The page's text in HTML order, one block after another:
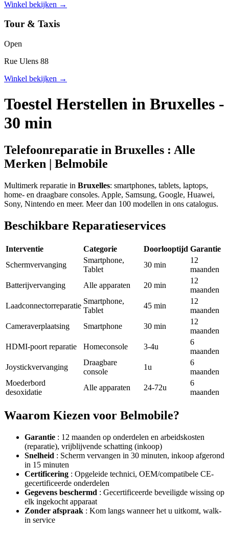
Winkel bekijken →
Tour & Taxis
Open
Rue Ulens 88
Winkel bekijken →
Toestel Herstellen in Bruxelles -
30 min
Telefoonreparatie in Bruxelles : Alle
Merken | Belmobile
Multimerk reparatie in Bruxelles: smartphones, tablets, laptops,
home- en draagbare consoles. Apple, Samsung, Google, Huawei,
Sony, Nintendo en meer. Meer dan 100 modellen in ons catalogus.
Beschikbare Reparatieservices
Interventie Categorie Doorlooptijd Garantie
Schermvervanging
Smartphone,
Tablet
30 min
12
maanden
Batterijvervanging
Alle apparaten 20 min
12
maanden
Laadconnectorreparatie
Smartphone,
Tablet
45 min
12
maanden
Cameraverplaatsing
Smartphone 30 min
12
maanden
HDMI-poort reparatie
Homeconsole 3-4u
6
maanden
Joystickvervanging
Draagbare
console
1u
6
maanden
Moederbord
desoxidatie
Alle apparaten 24-72u
6
maanden
Waarom Kiezen voor Belmobile?
Garantie : 12 maanden op onderdelen en arbeidskosten
(reparatie), vrijblijvende schatting (inkoop)
Snelheid : Scherm vervangen in 30 minuten, inkoop afgerond
in 15 minuten
Certificering : Opgeleide technici, OEM/compatibele CE-
gecertificeerde onderdelen
Gegevens beschermd : Gecertificeerde beveiligde wissing op
elk ingekocht apparaat
Zonder afspraak : Kom langs wanneer het u uitkomt, walk-
in service